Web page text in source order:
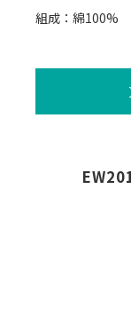
組成：綿100%